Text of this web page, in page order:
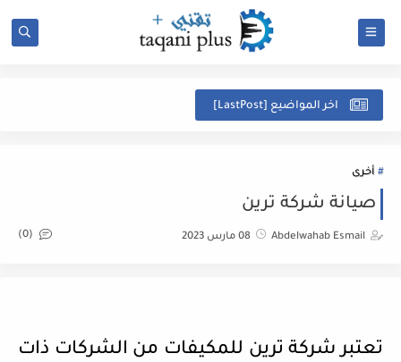
اخر المواضيع [LastPost]
أخرى
صيانة شركة ترين
Abdelwahab Esmail 08 مارس 2023 (0)
تعتبر شركة ترين للمكيفات من الشركات ذات